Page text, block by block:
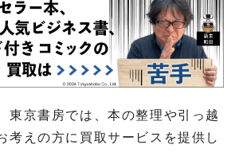
東京書房では、本の整理や引っ越
考えの方に買取サービスを提供し